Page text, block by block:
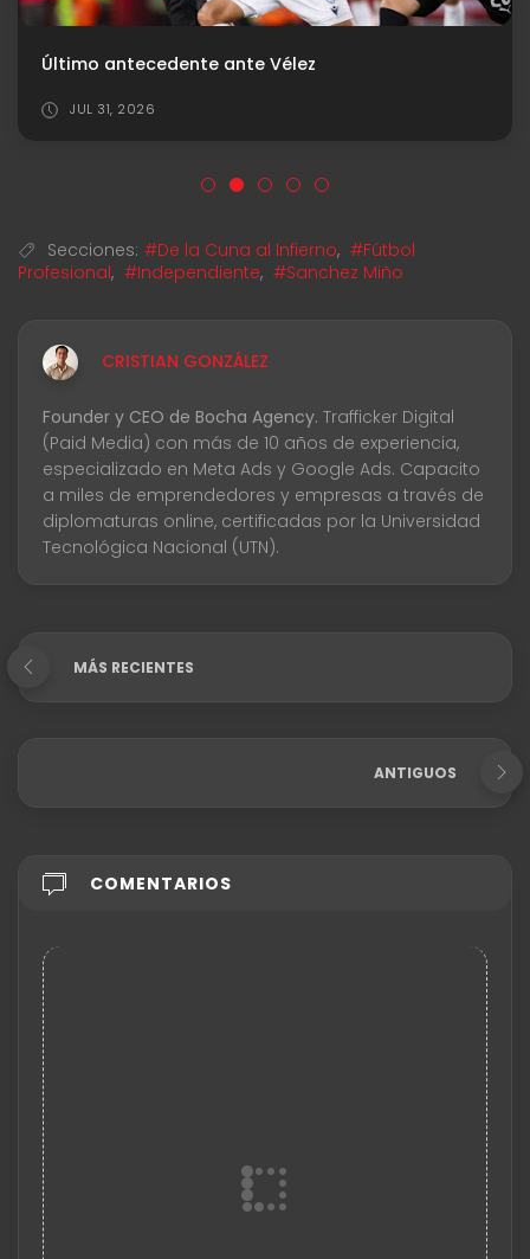
Último antecedente ante Vélez
JUL 31, 2026
Secciones: #De la Cuna al Infierno, #Fútbol
Profesional, #Independiente, #Sanchez Miño
CRISTIAN GONZÁLEZ
Founder y CEO de Bocha Agency. Trafficker Digital
(Paid Media) con más de 10 años de experiencia,
especializado en Meta Ads y Google Ads. Capacito
a miles de emprendedores y empresas a través de
diplomaturas online, certificadas por la Universidad
Tecnológica Nacional (UTN).
MÁS RECIENTES
ANTIGUOS
COMENTARIOS